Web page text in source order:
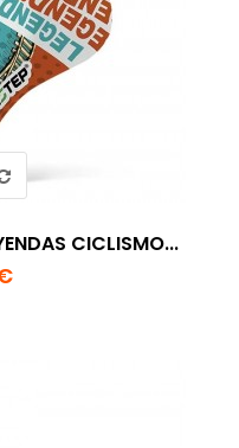
CICLISMO...